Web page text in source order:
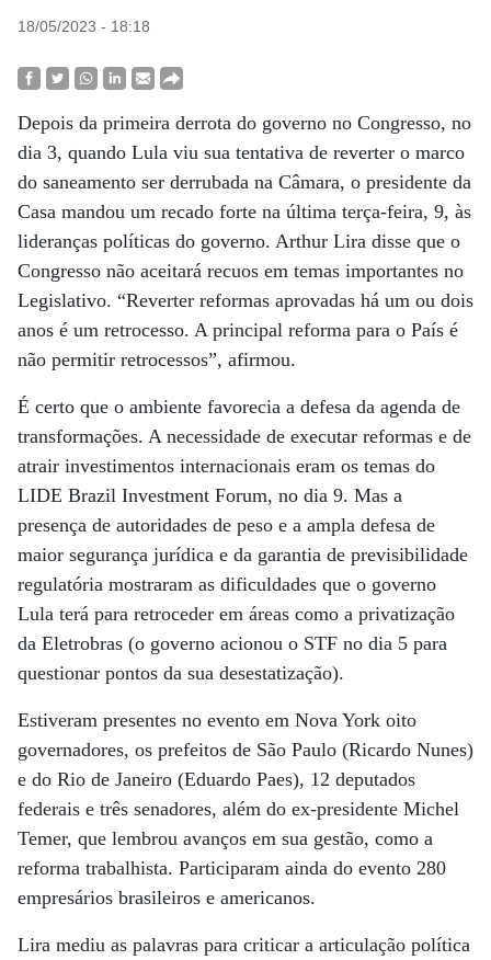
18/05/2023 - 18:18
Depois da primeira derrota do governo no Congresso, no
dia 3, quando Lula viu sua tentativa de reverter o marco
do saneamento ser derrubada na Câmara, o presidente da
Casa mandou um recado forte na última terça-feira, 9, às
lideranças políticas do governo. Arthur Lira disse que o
Congresso não aceitará recuos em temas importantes no
Legislativo. “Reverter reformas aprovadas há um ou dois
anos é um retrocesso. A principal reforma para o País é
não permitir retrocessos”, afirmou.
É certo que o ambiente favorecia a defesa da agenda de
transformações. A necessidade de executar reformas e de
atrair investimentos internacionais eram os temas do
LIDE Brazil Investment Forum, no dia 9. Mas a
presença de autoridades de peso e a ampla defesa de
maior segurança jurídica e da garantia de previsibilidade
regulatória mostraram as dificuldades que o governo
Lula terá para retroceder em áreas como a privatização
da Eletrobras (o governo acionou o STF no dia 5 para
questionar pontos da sua desestatização).
Estiveram presentes no evento em Nova York oito
governadores, os prefeitos de São Paulo (Ricardo Nunes)
e do Rio de Janeiro (Eduardo Paes), 12 deputados
federais e três senadores, além do ex-presidente Michel
Temer, que lembrou avanços em sua gestão, como a
reforma trabalhista. Participaram ainda do evento 280
empresários brasileiros e americanos.
Lira mediu as palavras para criticar a articulação política